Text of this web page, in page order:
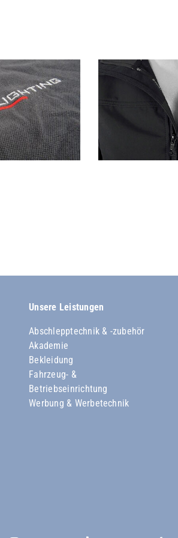
Unsere Leistungen
Abschlepptechnik & -zubehör
Akademie
Bekleidung
Fahrzeug- &
Betriebseinrichtung
Werbung & Werbetechnik